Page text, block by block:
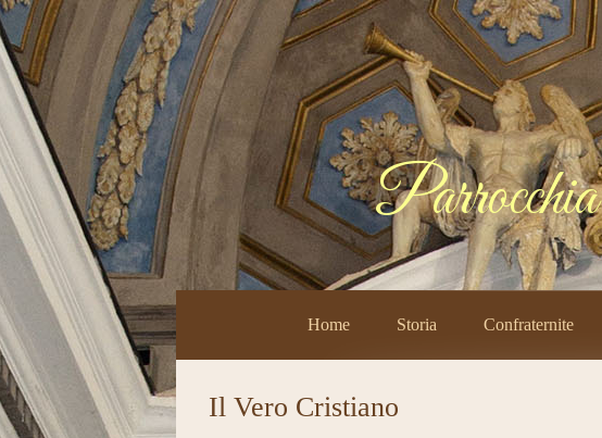
Home Storia Confraternite
Il Vero Cristiano